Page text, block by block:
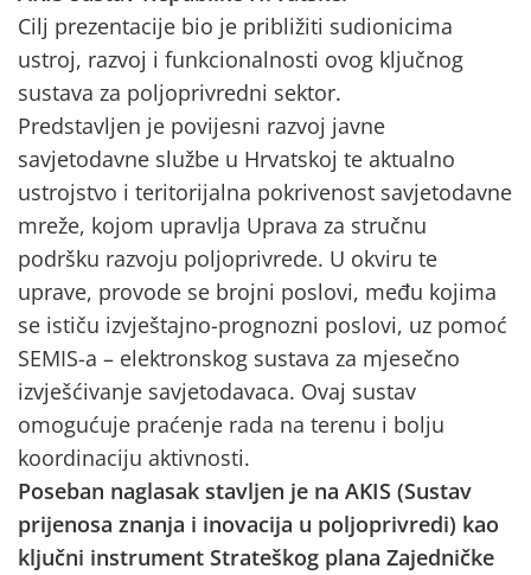
Cilj prezentacije bio je približiti sudionicima
ustroj, razvoj i funkcionalnosti ovog ključnog
sustava za poljoprivredni sektor.
Predstavljen je povijesni razvoj javne
savjetodavne službe u Hrvatskoj te aktualno
ustrojstvo i teritorijalna pokrivenost savjetodavne
mreže, kojom upravlja Uprava za stručnu
podršku razvoju poljoprivrede. U okviru te
uprave, provode se brojni poslovi, među kojima
se ističu izvještajno-prognozni poslovi, uz pomoć
SEMIS-a – elektronskog sustava za mjesečno
izvješćivanje savjetodavaca. Ovaj sustav
omogućuje praćenje rada na terenu i bolju
koordinaciju aktivnosti.
Poseban naglasak stavljen je na AKIS (Sustav
prijenosa znanja i inovacija u poljoprivredi) kao
ključni instrument Strateškog plana Zajedničke